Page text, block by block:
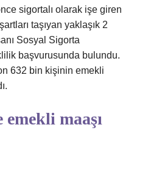
sigortalı olarak işe giren
taşıyan yaklaşık 2
Sosyal Sigorta
başvurusunda bulundu.
632 bin kişinin emekli
maaşı